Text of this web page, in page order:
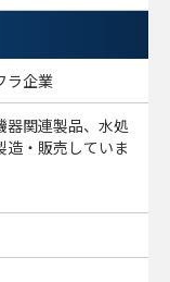
ラ企業
器関連製品、水処
造・販売していま